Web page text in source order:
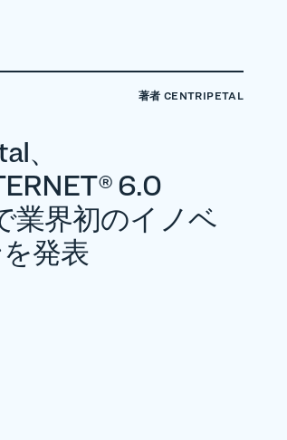
著者 CENTRIPETAL
、
6.0
業界初のイノベ
発表